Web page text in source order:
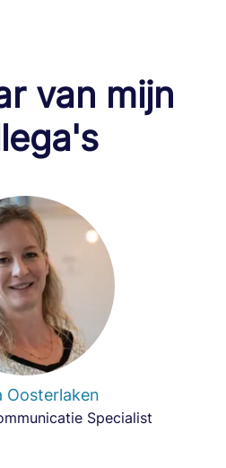
van mijn
Oosterlaken
Specialist